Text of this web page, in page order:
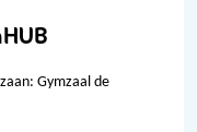
Gymzaal de